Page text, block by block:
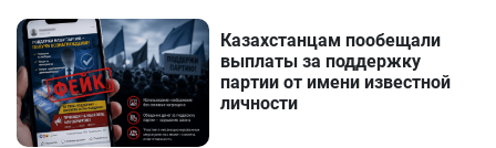
Казахстанцам пообещали
выплаты за поддержку
партии от имени известной
личности